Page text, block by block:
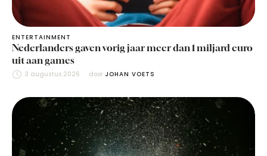
ENTERTAINMENT
Nederlanders gaven vorig jaar meer dan 1 miljard euro
uit aan games
3 augustus 2026 door JOHAN VOETS